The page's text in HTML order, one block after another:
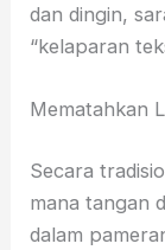
dan dingin,
“kelaparan
Mematahkan
Secara
mana tangan
dalam